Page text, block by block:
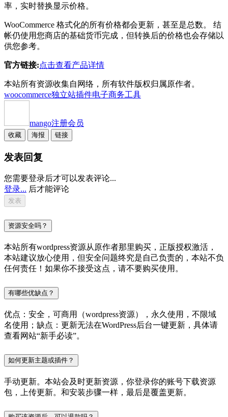
率，实时替换显示价格。
WooCommerce 格式化的所有价格都会更新，甚至是总数。 结
帐仍使用您商店的基础货币完成，但转换后的价格也会存储以
供您参考。
官方链接:点击查看产品详情
本站所有资源收集自网络，所有软件版权归属原作者。
woocommerce独立站插件电子商务工具
mango注册会员
收藏 海报 链接
发表回复
您需要登录后才可以发表评论...
登录... 后才能评论
资源安全吗？
本站所有wordpress资源从原作者那里购买，正版授权激活，
本站建议放心使用，但安全问题终究是自己负责的，本站不负
任何责任！如果你不接受这点，请不要购买使用。
有哪些优缺点？
优点：安全，可商用（wordpress资源），永久使用，不限域
名使用；缺点：更新无法在WordPress后台一键更新，具体请
查看网站“新手必读”。
如何更新主题或插件？
手动更新。本站会及时更新资源，你登录你的账号下载资源
包，上传更新。和安装步骤一样，最后是覆盖更新。